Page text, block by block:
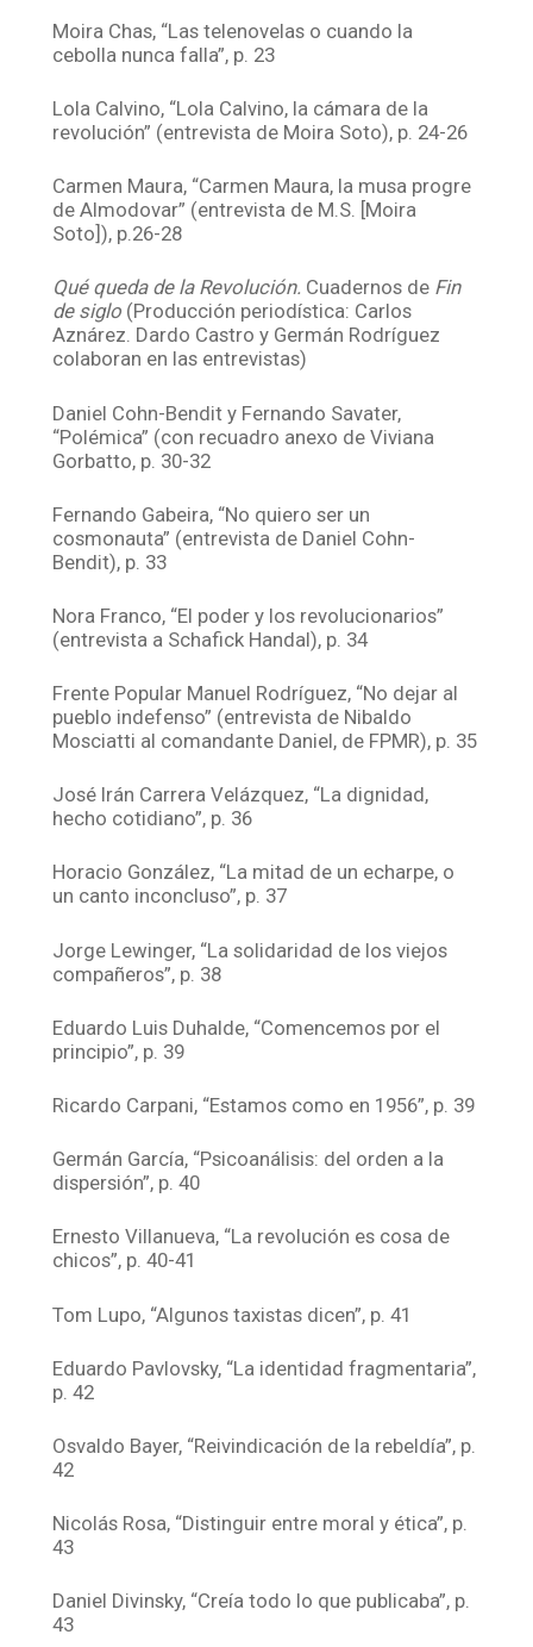
Moira Chas, “Las telenovelas o cuando la
cebolla nunca falla”, p. 23
Lola Calvino, “Lola Calvino, la cámara de la
revolución” (entrevista de Moira Soto), p. 24-26
Carmen Maura, “Carmen Maura, la musa progre
de Almodovar” (entrevista de M.S. [Moira
Soto]), p.26-28
Qué queda de la Revolución. Cuadernos de Fin
de siglo (Producción periodística: Carlos
Aznárez. Dardo Castro y Germán Rodríguez
colaboran en las entrevistas)
Daniel Cohn-Bendit y Fernando Savater,
“Polémica” (con recuadro anexo de Viviana
Gorbatto, p. 30-32
Fernando Gabeira, “No quiero ser un
cosmonauta” (entrevista de Daniel Cohn-
Bendit), p. 33
Nora Franco, “El poder y los revolucionarios”
(entrevista a Schafick Handal), p. 34
Frente Popular Manuel Rodríguez, “No dejar al
pueblo indefenso” (entrevista de Nibaldo
Mosciatti al comandante Daniel, de FPMR), p. 35
José Irán Carrera Velázquez, “La dignidad,
hecho cotidiano”, p. 36
Horacio González, “La mitad de un echarpe, o
un canto inconcluso”, p. 37
Jorge Lewinger, “La solidaridad de los viejos
compañeros”, p. 38
Eduardo Luis Duhalde, “Comencemos por el
principio”, p. 39
Ricardo Carpani, “Estamos como en 1956”, p. 39
Germán García, “Psicoanálisis: del orden a la
dispersión”, p. 40
Ernesto Villanueva, “La revolución es cosa de
chicos”, p. 40-41
Tom Lupo, “Algunos taxistas dicen”, p. 41
Eduardo Pavlovsky, “La identidad fragmentaria”,
p. 42
Osvaldo Bayer, “Reivindicación de la rebeldía”, p.
42
Nicolás Rosa, “Distinguir entre moral y ética”, p.
43
Daniel Divinsky, “Creía todo lo que publicaba”, p.
43